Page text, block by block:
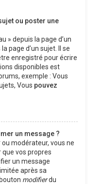
ou poster une
» depuis la page d’un
page d’un sujet. Il se
enregistré pour écrire
disponibles est
exemple : Vous
Vous pouvez
un message ?
modérateur, vous ne
vos propres
un message
après sa
modifierdu